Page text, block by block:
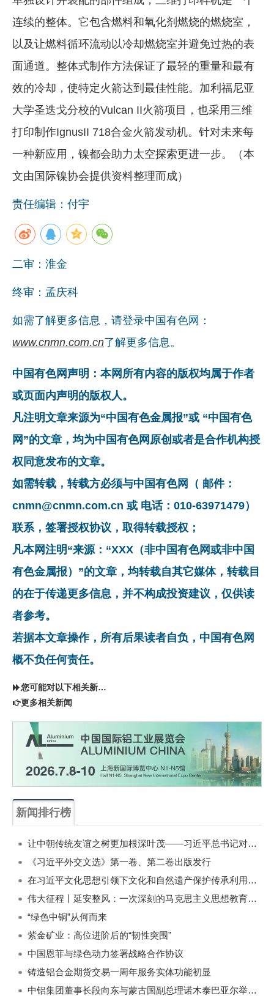
连续的整体。它包含燃料和氧化剂燃烧的燃烧室，
以及让燃料循环流动以冷却燃烧室并避免过热的表
面通道。整体式制作方法保证了最轻的重量和最有
效的冷却，使特定火箭达到最佳性能。加利福尼亚
大学圣迭戈分校的Vulcan II火箭项目，也采用三维
打印制作IgnusII 718合金火箭发动机。针对未来每
一种新应用，镍都会助力太空探索更进一步。（本
文由国际镍协会提供资料整理而成）
责任编辑：付宇
二审：淮金
终审：孟庆科
如需了解更多信息，请登录中国有色网：
www.cnmn.com.cn了解更多信息。
中国有色网声明：本网所有内容的版权均属于作者
或页面内声明的版权人。
凡注明文章来源为“中国有色金属报”或 “中国有色
网”的文章，均为中国有色网原创或者是合作机构授
权同意发布的文章。
如需转载，转载方必须与中国有色网（ 邮件：
cnmn@cnmn.com.cn 或 电话：010-63971479）
联系，签署授权协议，取得转载授权；
凡本网注明“来源：“XXX（非中国有色网或非中国
有色金属报）”的文章，均转载自其它媒体，转载目
的在于传递更多信息，并不构成投资建议，仅供读
者参考。
若据本文章操作，所有后果读者自负，中国有色网
概不负任何责任。
您可能对以下相关新闻同样感兴趣
更多相关新闻
新闻排行榜
让中朝传统友谊之树更加根深叶茂——习近平总书记对朝鲜进行国事访问纪实
《习近平外交文选》第一卷、第二卷出版发行
在习近平文化思想引领下文化和自然遗产保护传承利用工作开创新局面
伟大征程丨延安整风：一次深刻的马克思主义思想教育运动
“绿色中铜”从何而来
紫金矿业：高位进阶后的“韧性突围”
中国恩菲与绿色动力签署战略合作协议
铸造铝合金期货交易一周年服务实体功能初显
中铝集团董事长段向东与蒙古国副总理诺木泰巴亚尔举行会谈